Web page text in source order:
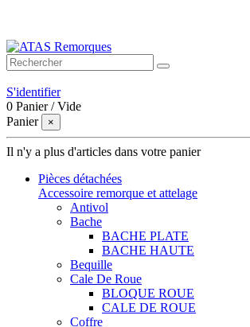
S'identifier
0 Panier /Vide
Panier
×
Il n'y a plus d'articles dans votre panier
Pièces détachées
Accessoire remorque et attelage
Antivol
Bache
BACHE PLATE
BACHE HAUTE
Bequille
Cale De Roue
BLOQUE ROUE
CALE DE ROUE
Coffre